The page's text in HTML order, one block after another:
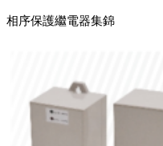
相序保護繼電器集錦